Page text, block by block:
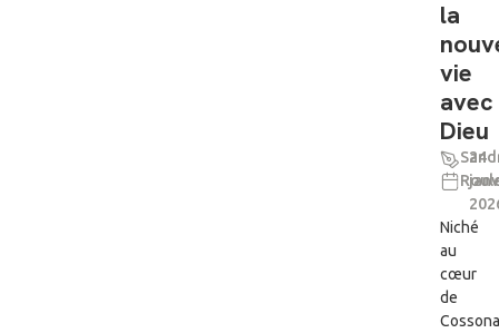
la
vie
avec
Dieu
24
Niché
au
cœur
de